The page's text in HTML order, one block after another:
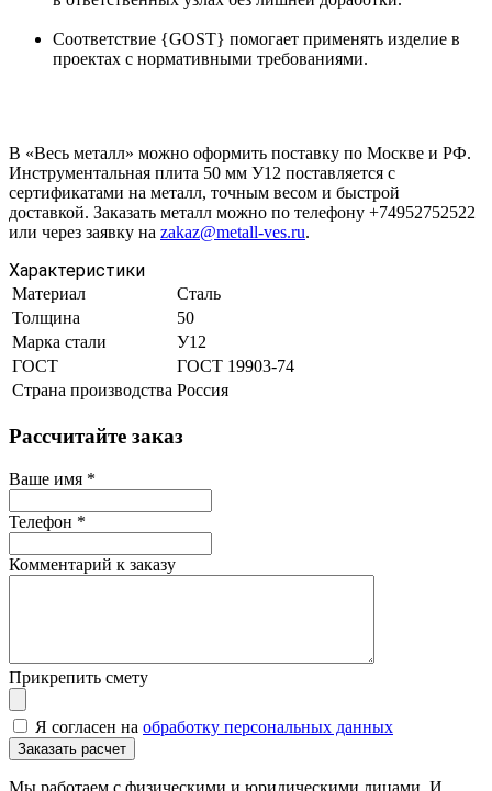
Соответствие {GOST} помогает применять изделие в
проектах с нормативными требованиями.
В «Весь металл» можно оформить поставку по Москве и РФ.
Инструментальная плита 50 мм У12 поставляется с
сертификатами на металл, точным весом и быстрой
доставкой. Заказать металл можно по телефону +74952752522
или через заявку на zakaz@metall-ves.ru.
Характеристики
Материал
Сталь
Толщина
50
Марка стали
У12
ГОСТ
ГОСТ 19903-74
Страна производства Россия
Рассчитайте заказ
Ваше имя *
Телефон *
Комментарий к заказу
Прикрепить смету
Я согласен на обработку персональных данных
Мы работаем с физическими и юридическими лицами. И